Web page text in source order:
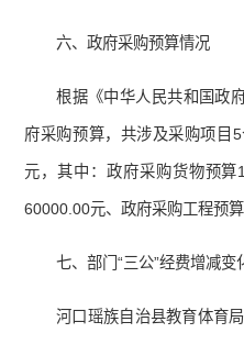
六、政府采购预算情况
根据《中华人民共和国政
府采购预算，共涉及采购项目
元，其中：政府采购货物预
60000.00元、政府采购工程预算
七、部门“三公”经费增减变
河口瑶族自治县教育体育